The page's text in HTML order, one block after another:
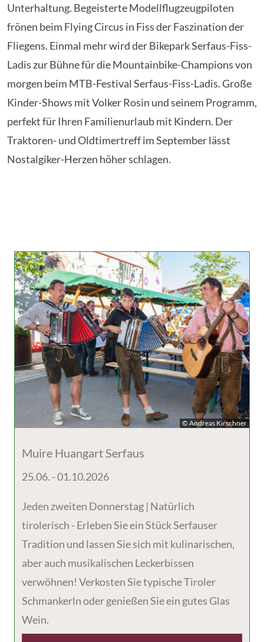
Unterhaltung. Begeisterte Modellflugzeugpiloten
frönen beim Flying Circus in Fiss der Faszination der
Fliegens. Einmal mehr wird der Bikepark Serfaus-Fiss-
Ladis zur Bühne für die Mountainbike-Champions von
morgen beim MTB-Festival Serfaus-Fiss-Ladis. Große
Kinder-Shows mit Volker Rosin und seinem Programm,
perfekt für Ihren Familienurlaub mit Kindern. Der
Traktoren- und Oldtimertreff im September lässt
Nostalgiker-Herzen höher schlagen.
© Andreas Kirschner
Muire Huangart Serfaus
25.06. - 01.10.2026
Jeden zweiten Donnerstag | Natürlich
tirolerisch - Erleben Sie ein Stück Serfauser
Tradition und lassen Sie sich mit kulinarischen,
aber auch musikalischen Leckerbissen
verwöhnen! Verkosten Sie typische Tiroler
Schmankerln oder genießen Sie ein gutes Glas
Wein.